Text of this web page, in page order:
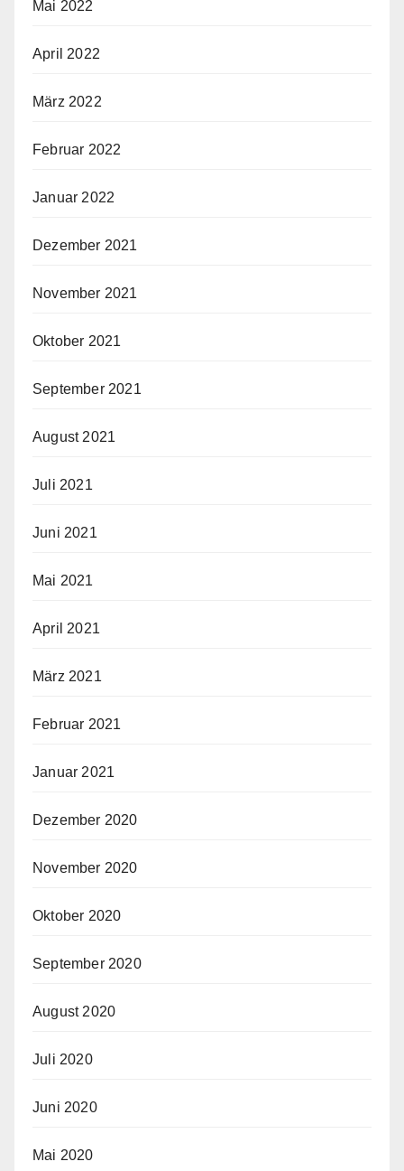
Mai 2022
April 2022
März 2022
Februar 2022
Januar 2022
Dezember 2021
November 2021
Oktober 2021
September 2021
August 2021
Juli 2021
Juni 2021
Mai 2021
April 2021
März 2021
Februar 2021
Januar 2021
Dezember 2020
November 2020
Oktober 2020
September 2020
August 2020
Juli 2020
Juni 2020
Mai 2020